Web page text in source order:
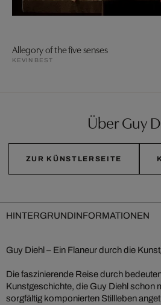
Allegory of the five senses
KEVIN BEST
Über Guy
ZUR KÜNSTLERSEITE
HINTERGRUNDINFORMATIONEN
Guy Diehl – Ein Flaneur durch die
Die faszinierende Reise durch
Kunstgeschichte, die Guy Diehl schon
sorgfältig komponierten Stillleben